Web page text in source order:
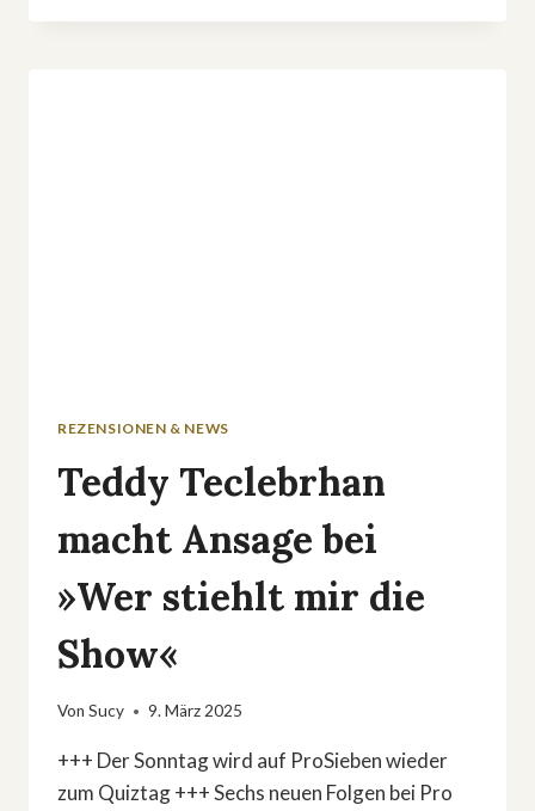
FÜR
REZENSIONEN & NEWS
Teddy Teclebrhan
macht Ansage bei
»Wer stiehlt mir die
Show«
Von Sucy 9. März 2025
+++ Der Sonntag wird auf ProSieben wieder
zum Quiztag +++ Sechs neuen Folgen bei Pro